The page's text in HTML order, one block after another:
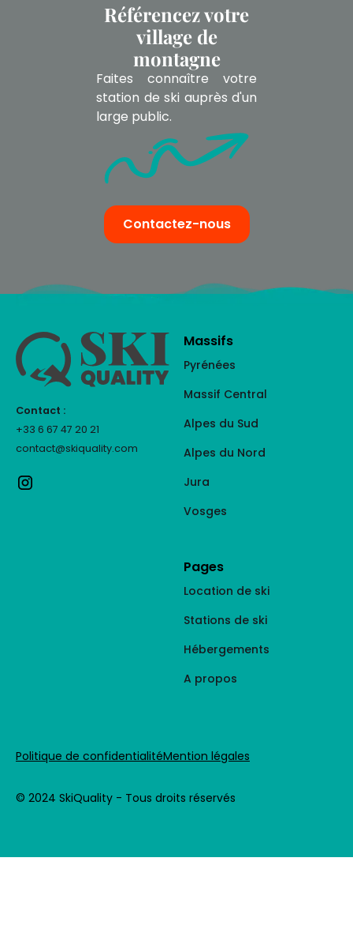
Référencez votre
village de
montagne
Faites connaître votre
station de ski auprès d'un
large public.
Contactez-nous
Contact :
+33 6 67 47 20 21
contact@skiquality.com
Massifs
Pyrénées
Massif Central
Alpes du Sud
Alpes du Nord
Jura
Vosges
Pages
Location de ski
Stations de ski
Hébergements
A propos
© 2024 SkiQuality - Tous droits réservés
Politique de confidentialitéMention légales